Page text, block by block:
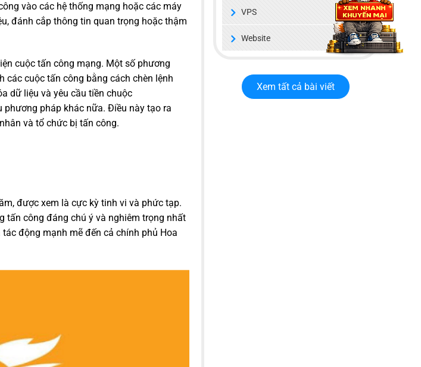
vào các hệ thống mạng hoặc các máy
đánh cắp thông tin quan trọng hoặc thậm
cuộc tấn công mạng. Một số phương
các cuộc tấn công bằng cách chèn lệnh
dữ liệu và yêu cầu tiền chuộc
phương pháp khác nữa. Điều này tạo ra
và tổ chức bị tấn công.
được xem là cực kỳ tinh vi và phức tạp.
tấn công đáng chú ý và nghiêm trọng nhất
động mạnh mẽ đến cả chính phủ Hoa
VPS
Website
Xem tất cả bài viết